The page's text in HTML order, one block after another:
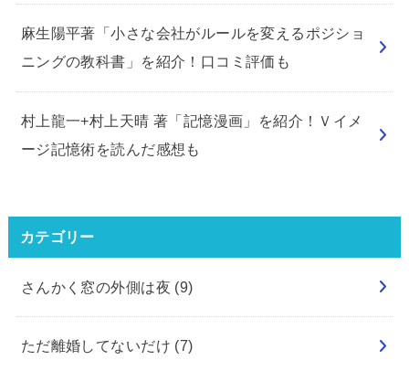
麻生陽平著「小さな会社がルールを変えるポジショ
ニングの教科書」を紹介！口コミ評価も
村上龍一+村上天晴 著「記憶漫画」を紹介！Ｖイメ
ージ記憶術を読んだ感想も
カテゴリー
さんかく窓の外側は夜 (9)
ただ離婚してないだけ (7)